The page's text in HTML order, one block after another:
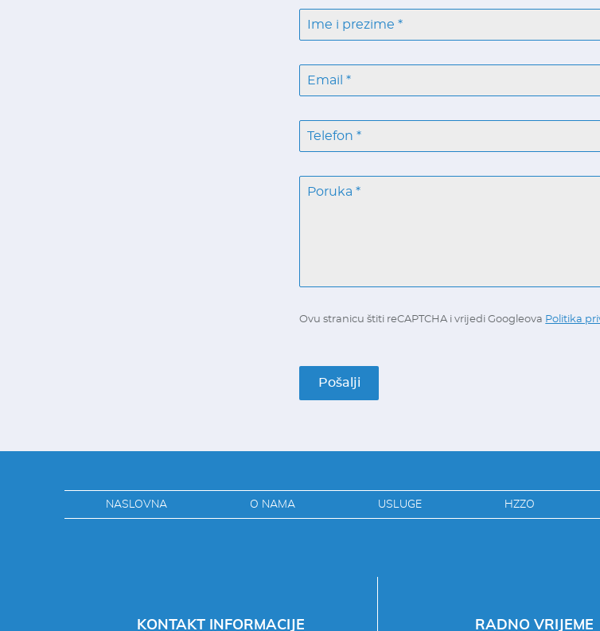
Ovu stranicu štiti reCAPTCHA i vrijedi Googleova Politika
Pošalji
NASLOVNA O NAMA USLUGE HZZO
KONTAKT INFORMACIJE RADNO VRIJEME